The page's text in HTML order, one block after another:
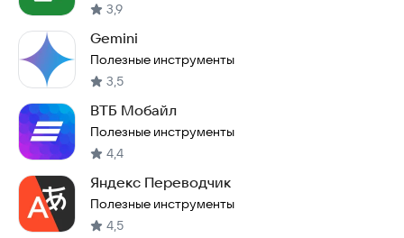
3,9
Gemini
Полезные инструменты
3,5
ВТБ Мобайл
Полезные инструменты
4,4
Яндекс Переводчик
Полезные инструменты
4,5